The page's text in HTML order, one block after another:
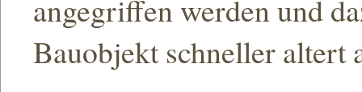
angegriffen werden und
Bauobjekt schneller altert